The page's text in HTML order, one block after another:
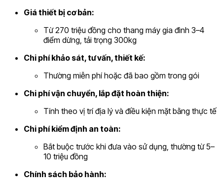
Giá thiết bị cơ bản:
Từ 270 triệu đồng cho thang máy gia đình 3–4
điểm dừng, tải trọng 300kg
Chi phí khảo sát, tư vấn, thiết kế:
Thường miễn phí hoặc đã bao gồm trong gói
Chi phí vận chuyển, lắp đặt hoàn thiện:
Tính theo vị trí địa lý và điều kiện mặt bằng thực tế
Chi phí kiểm định an toàn:
Bắt buộc trước khi đưa vào sử dụng, thường từ 5–
10 triệu đồng
Chính sách bảo hành: